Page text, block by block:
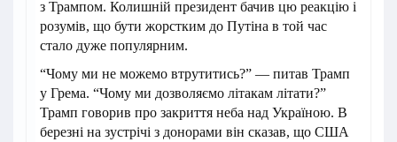
з Трампом. Колишній президент бачив цю реакцію і
розумів, що бути жорстким до Путіна в той час
стало дуже популярним.
“Чому ми не можемо втрутитись?” — питав Трамп
у Грема. “Чому ми дозволяємо літакам літати?”
Трамп говорив про закриття неба над Україною. В
березні на зустрічі з донорами він сказав, що США